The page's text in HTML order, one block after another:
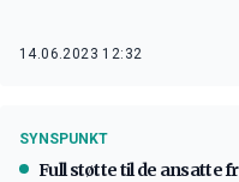
14.06.2023 12:32
SYNSPUNKT
Full støtte til de ansatte